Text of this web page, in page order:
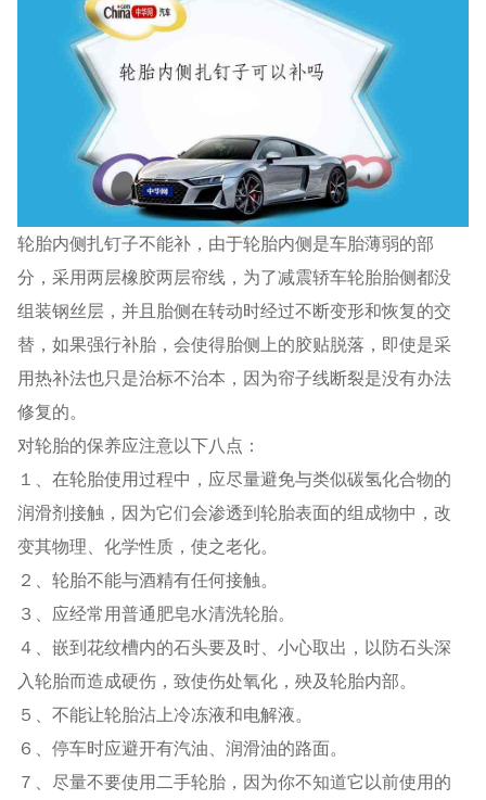
轮胎内侧扎钉子不能补，由于轮胎内侧是车胎薄弱的部
分，采用两层橡胶两层帘线，为了减震轿车轮胎胎侧都没
组装钢丝层，并且胎侧在转动时经过不断变形和恢复的交
替，如果强行补胎，会使得胎侧上的胶贴脱落，即使是采
用热补法也只是治标不治本，因为帘子线断裂是没有办法
修复的。
对轮胎的保养应注意以下八点：
１、在轮胎使用过程中，应尽量避免与类似碳氢化合物的
润滑剂接触，因为它们会渗透到轮胎表面的组成物中，改
变其物理、化学性质，使之老化。
２、轮胎不能与酒精有任何接触。
３、应经常用普通肥皂水清洗轮胎。
４、嵌到花纹槽内的石头要及时、小心取出，以防石头深
入轮胎而造成硬伤，致使伤处氧化，殃及轮胎内部。
５、不能让轮胎沾上冷冻液和电解液。
６、停车时应避开有汽油、润滑油的路面。
７、尽量不要使用二手轮胎，因为你不知道它以前使用的